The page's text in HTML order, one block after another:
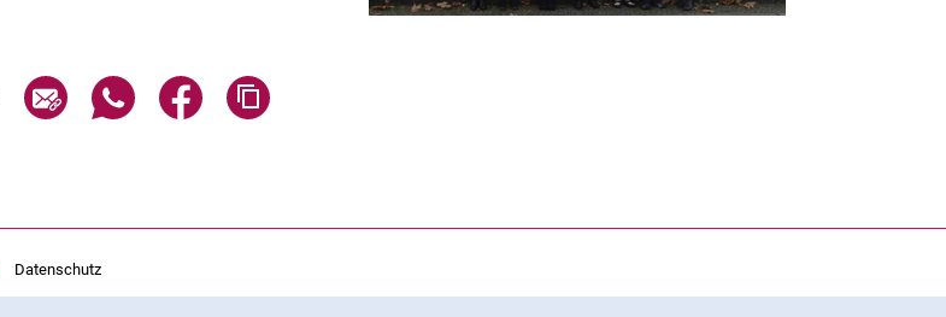
Seite über E-Mail teilen
Seite über WhatsApp teilen (externer Link, öffnet neues Fenster)
Seite über Facebook teilen (externer Link, öffnet neues Fenster)
Datenschutz
Barrierefreiheit